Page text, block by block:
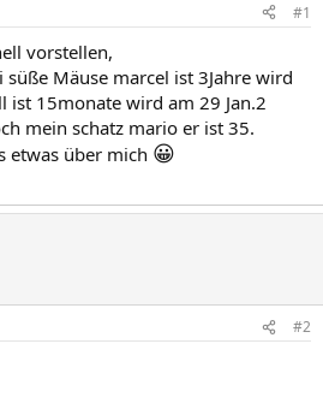
#1
vorstellen,
Mäuse marcel ist 3Jahre wird
ist 15monate wird am 29 Jan.2
mein schatz mario er ist 35.
etwas über mich 😀
#2